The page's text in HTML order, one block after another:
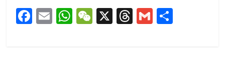
F E W W X T G